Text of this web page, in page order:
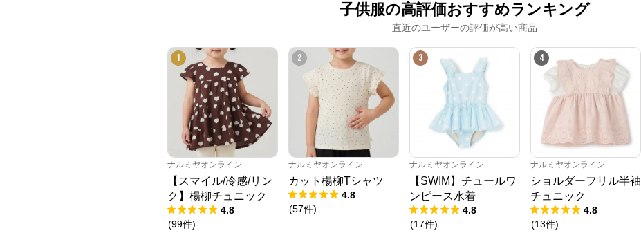
子供服の高評価おすすめランキング
直近のユーザーの評価が高い商品
1
ナルミヤオンライン
【スマイル/冷感/リン
ク】楊柳チュニック
4.8
(99件)
2
ナルミヤオンライン
カット楊柳Tシャツ
4.8
(57件)
3
ナルミヤオンライン
【SWIM】チュールワ
ンピース水着
4.8
(17件)
4
ナルミヤオンライン
ショルダーフリル半袖
チュニック
4.8
(13件)